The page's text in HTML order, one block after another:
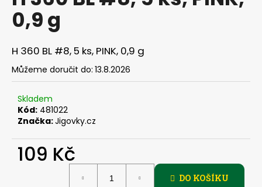
0,0
z
hvězdiček.
0,9 g
H 360 BL #8, 5 ks, PINK, 0,9 g
Můžeme doručit do: 13.8.2026
Skladem
Kód: 481022
Značka:Jigovky.cz
109 Kč
DO KOŠÍKU
a
j
í
t
?